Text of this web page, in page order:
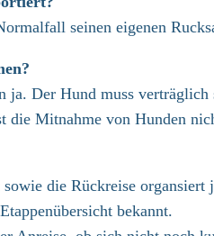
seinen eigenen
ja. Der Hund muss
die Mitnahme von Hunden
die Rückreise
bekannt.